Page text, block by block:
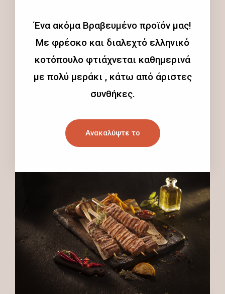
Ένα ακόμα Βραβευμένο προϊόν μας!
Με φρέσκο και διαλεχτό ελληνικό
κοτόπουλο φτιάχνεται καθημερινά
με πολύ μεράκι , κάτω από άριστες
συνθήκες.
Ανακαλύψτε το